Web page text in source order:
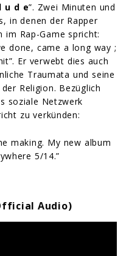
u d e”. Zwei Minuten und
in denen der Rapper
Rap-Game spricht:
done, came a long way ;
Er verwebt dies auch
Traumata und seine
Religion. Bezüglich
soziale Netzwerk
zu verkünden:
making. My new album
5/14.”
Audio)